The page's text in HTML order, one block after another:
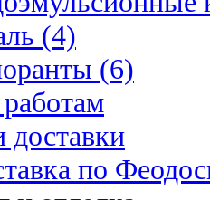
(4)
(6)
доставки
по